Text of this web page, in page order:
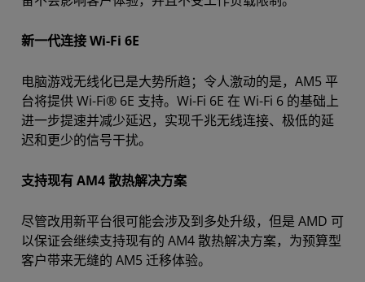
新一代连接 Wi-Fi 6E
电脑游戏无线化已是大势所趋；令人激动的是，AM5 平
台将提供 Wi-Fi® 6E 支持。Wi-Fi 6E 在 Wi-Fi 6 的基础上
进一步提速并减少延迟，实现千兆无线连接、极低的延
迟和更少的信号干扰。
支持现有 AM4 散热解决方案
尽管改用新平台很可能会涉及到多处升级，但是 AMD 可
以保证会继续支持现有的 AM4 散热解决方案，为预算型
客户带来无缝的 AM5 迁移体验。